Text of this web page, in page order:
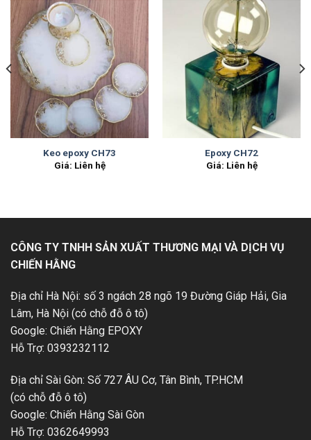
Keo epoxy CH73
Giá: Liên hệ
Epoxy CH72
Giá: Liên hệ
CÔNG TY TNHH SẢN XUẤT THƯƠNG MẠI VÀ DỊCH VỤ
CHIẾN HẰNG
Địa chỉ Hà Nội: số 3 ngách 28 ngõ 19 Đường Giáp Hải, Gia
Lâm, Hà Nội (có chỗ đỗ ô tô)
Google: Chiến Hằng EPOXY
Hỗ Trợ: 0393232112
Địa chỉ Sài Gòn: Số 727 ÂU Cơ, Tân Bình, TP.HCM
(có chỗ đỗ ô tô)
Google: Chiến Hằng Sài Gòn
Hỗ Trợ: 0362649993